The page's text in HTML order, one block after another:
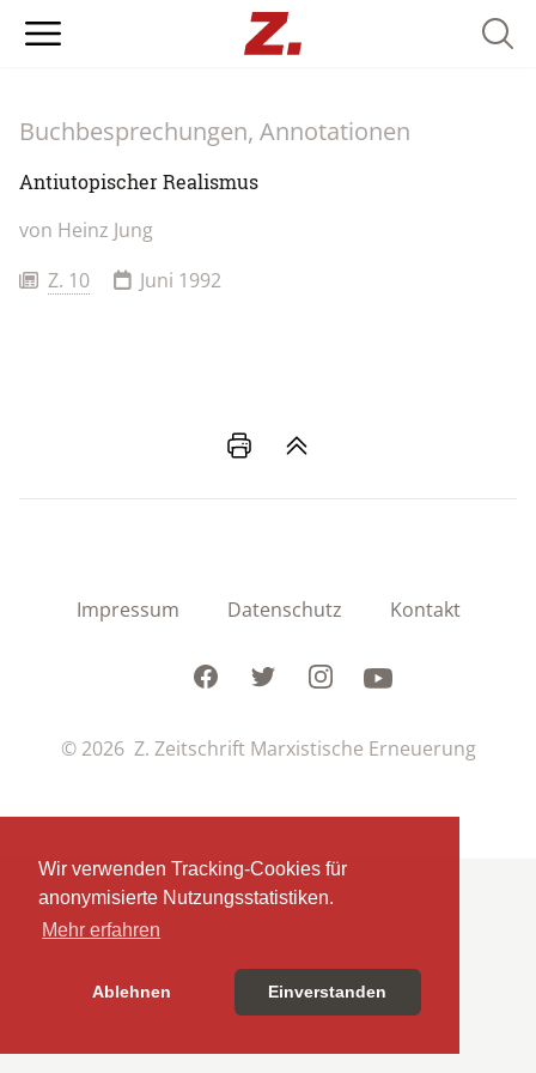
Wir verwenden Tracking-Cookies für
anonymisierte Nutzungsstatistiken.
Mehr erfahren
Ablehnen Einverstanden
Buchbesprechungen, Annotationen
Antiutopischer Realismus
von Heinz Jung
Z. 10
Juni 1992
Impressum Datenschutz Kontakt
FacebookTwitterInstagramYoutube
© 2026 Z. Zeitschrift Marxistische Erneuerung